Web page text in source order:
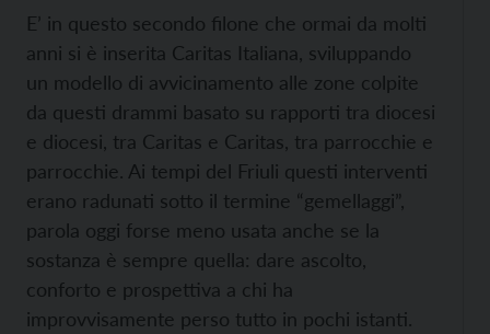
E’ in questo secondo filone che ormai da molti
anni si è inserita Caritas Italiana, sviluppando
un modello di avvicinamento alle zone colpite
da questi drammi basato su rapporti tra diocesi
e diocesi, tra Caritas e Caritas, tra parrocchie e
parrocchie. Ai tempi del Friuli questi interventi
erano radunati sotto il termine “gemellaggi”,
parola oggi forse meno usata anche se la
sostanza è sempre quella: dare ascolto,
conforto e prospettiva a chi ha
improvvisamente perso tutto in pochi istanti.